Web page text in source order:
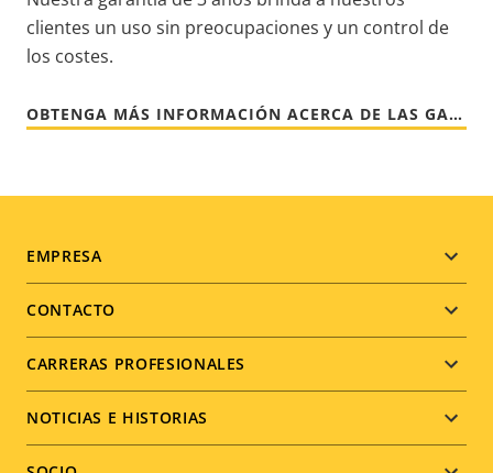
clientes un uso sin preocupaciones y un control de
los costes.
OBTENGA MÁS INFORMACIÓN ACERCA DE LAS GARANTÍAS DE AXIS
Footer
menu
EMPRESA
CONTACTO
CARRERAS PROFESIONALES
NOTICIAS E HISTORIAS